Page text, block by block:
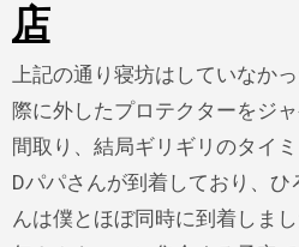
店
上記の通り寝坊はしていなか
際に外したプロテクターをジ
間取り、結局ギリギリのタイ
Dパパさんが到着しており、ひ
んは僕とほぼ同時に到着しま